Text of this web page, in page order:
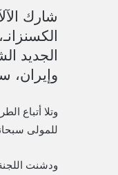
شارك
الجديد
وإيران،
وتلا أتباع
للمولى
ودشنت